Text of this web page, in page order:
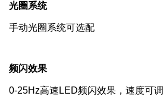
光圈系统
手动光圈系统可选配
频闪效果
0-25Hz高速LED频闪效果，速度可调